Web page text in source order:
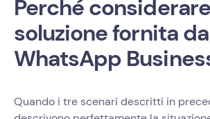
Perché
soluzione fornita
WhatsApp
Quando i tre scenari descritti in